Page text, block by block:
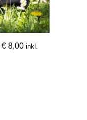
€ 8,00 inkl.